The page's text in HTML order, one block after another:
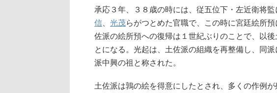
承応３年、３８歳の時には、従五位下・左近衛将
信
光茂らがつとめた官職で、この時に宮廷絵所
佐派の絵所預への復帰は１世紀ぶりのことで、以
とになる。光起は、土佐派の組織を再整備し、同
派中興の祖と称された。
土佐派は鶉の絵を得意にしたとされ、多くの作例